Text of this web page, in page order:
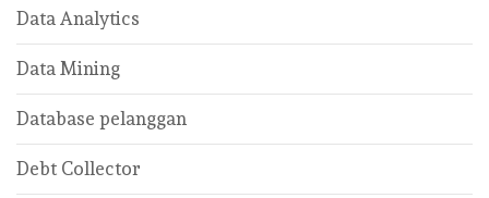
Data Analytics
Data Mining
Database pelanggan
Debt Collector